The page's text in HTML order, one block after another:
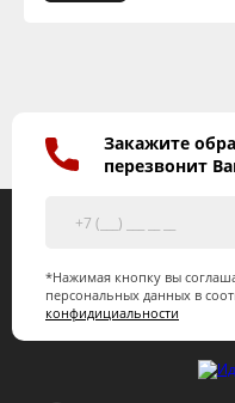
Закажите
перезвонит
*Нажимая кнопку вы
персональных данных в
конфидициальности